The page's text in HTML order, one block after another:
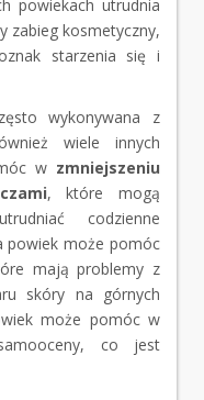
powiekach utrudnia
zabieg kosmetyczny,
starzenia się i
wykonywana z
wiele innych
w zmniejszeniu
, które mogą
codzienne
powiek może pomóc
mają problemy z
skóry na górnych
może pomóc w
co jest